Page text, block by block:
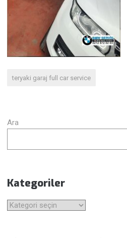
teryaki garaj full car service
Ara
Kategoriler
Kategoriler